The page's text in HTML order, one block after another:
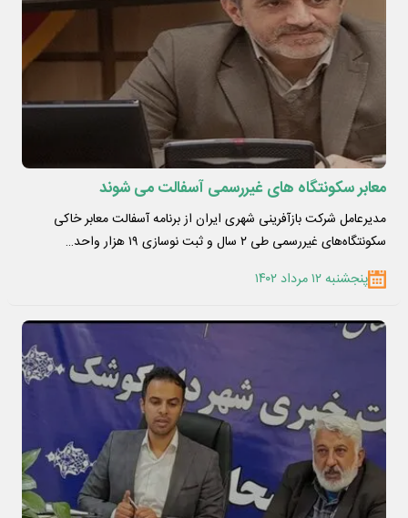
معابر سکونتگاه های غیررسمی آسفالت می شوند
مدیرعامل شرکت بازآفرینی شهری ایران از برنامه آسفالت معابر خاکی
سکونتگاه‌های غیررسمی طی ۲ سال و ثبت نوسازی ۱۹ هزار واحد…
پنجشنبه ۱۲ مرداد ۱۴۰۲